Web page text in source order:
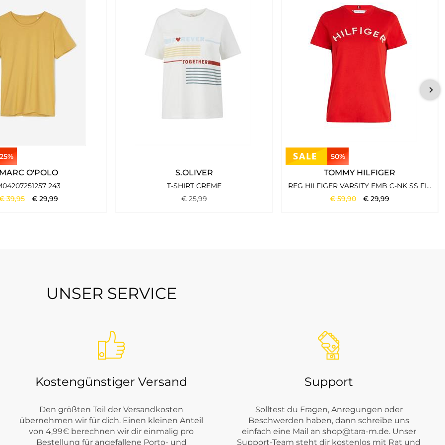
und Männer, die eine moderne Garderobe suchen, die sich flexibel an unterschiedliche Lebenssituationen anpasst. Die
und schaffen Kleidung, die sowohl im Büro als auch in der Freizeit überzeugt.
entstehen Kleidungsstücke, die sich über viele Saisons hinweg miteinander kombinieren lassen und eine vielseitige
Casual-Stil und hochwertiger Verarbeitung. Die Marke interpretiert aktuelle Trends auf eine alltagstaugliche Weise
die Marke zu einem festen Bestandteil vieler Kleiderschränke.
25%
MARC O'POLO
243
39,95 € 29,99
S.OLIVER
T-SHIRT CREME
€ 25,99
50%
TOMMY HILFIGER
REG HILFIGER VARSITY EMB C-NK SS FIREWORKS
€59,90 €29,99
UNSER SERVICE
Kostengünstiger Versand
Den größten Teil der Versandkosten
übernehmen wir für dich. Einen kleinen Anteil
von 4,99€ berechnen wir dir einmalig pro
Bestellung für angefallene Porto- und
Support
Solltest du Fragen, Anregungen oder
Beschwerden haben, dann schreibe uns
einfach eine Mail an shop@tara-m.de. Unser
Support-Team steht dir kostenlos mit Rat und